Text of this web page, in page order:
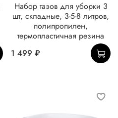
Набор тазов для уборки 3
шт, складные, 3-5-8 литров,
полипропилен,
термопластичная резина
1 499 ₽